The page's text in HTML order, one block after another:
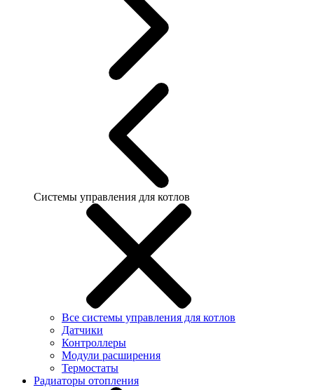
Системы управления для котлов
Все системы управления для котлов
Датчики
Контроллеры
Модули расширения
Термостаты
Радиаторы отопления